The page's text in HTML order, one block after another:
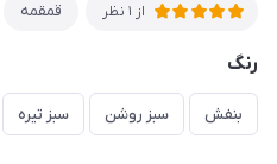
از 1 نظر قمقمه
رنگ
بنفش سبز روشن سبز تیره